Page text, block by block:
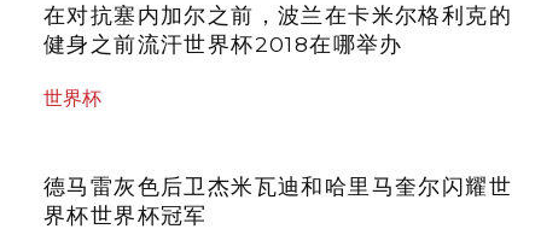
在对抗塞内加尔之前，波兰在卡米尔格利克的
健身之前流汗世界杯2018在哪举办
世界杯
德马雷灰色后卫杰米瓦迪和哈里马奎尔闪耀世
界杯世界杯冠军